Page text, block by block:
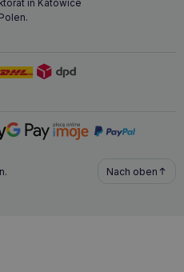
in Katowice
Nach oben